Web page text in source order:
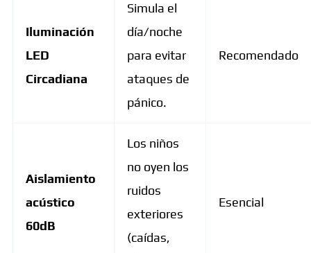
Iluminación
LED
Circadiana
Simula el
día/noche
para evitar
ataques de
pánico.
Recomendado
Aislamiento
acústico
60dB
Los niños
no oyen los
ruidos
exteriores
(caídas,
Esencial